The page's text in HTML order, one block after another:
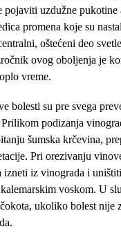
pojaviti uzdužne
promena koje su
oštećeni deo
ovog oboljenja je
vreme.
bolesti su pre svega
podizanja
šumska krčevina,
Pri orezivanju
izneti iz vinograda i
voskom. U
ukoliko bolest nije